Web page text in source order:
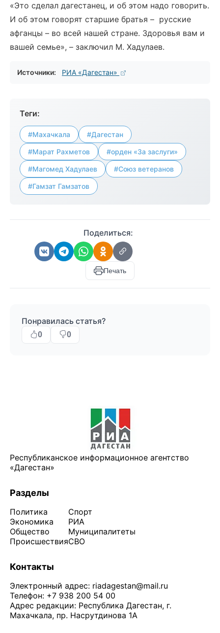
«Это сделал дагестанец, и об этом надо говорить.
И об этом говорят старшие братья – русские
афганцы – во всей нашей стране. Здоровья вам и
вашей семье», – заключил М. Хадулаев.
Источники: РИА «Дагестан»
Теги:
#Махачкала #Дагестан
#Марат Рахметов #орден «За заслуги»
#Магомед Хадулаев #Союз ветеранов
#Гамзат Гамзатов
Поделиться:
Печать
Понравилась статья?
0 0
Республиканское информационное агентство
«Дагестан»
Разделы
Политика
Экономика
Общество
Происшествия
Спорт
РИА
Муниципалитеты
СВО
Контакты
Электронный адрес: riadagestan@mail.ru
Телефон: +7 938 200 54 00
Адрес редакции: Республика Дагестан, г.
Махачкала, пр. Насрутдинова 1А